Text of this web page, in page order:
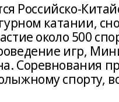
Российско-
катании,
около 500
игр,
Соревнования
спорту,